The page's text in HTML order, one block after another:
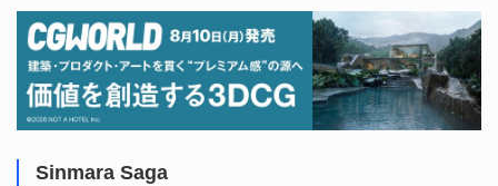
Sinmara Saga